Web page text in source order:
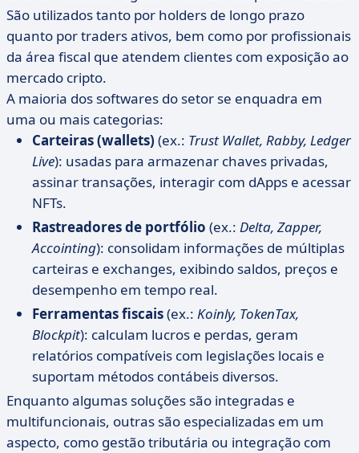
São utilizados tanto por holders de longo prazo
quanto por traders ativos, bem como por profissionais
da área fiscal que atendem clientes com exposição ao
mercado cripto.
A maioria dos softwares do setor se enquadra em
uma ou mais categorias:
Carteiras (wallets) (ex.: Trust Wallet, Rabby, Ledger
Live): usadas para armazenar chaves privadas,
assinar transações, interagir com dApps e acessar
NFTs.
Rastreadores de portfólio (ex.: Delta, Zapper,
Accointing): consolidam informações de múltiplas
carteiras e exchanges, exibindo saldos, preços e
desempenho em tempo real.
Ferramentas fiscais(ex.: Koinly, TokenTax,
Blockpit): calculam lucros e perdas, geram
relatórios compatíveis com legislações locais e
suportam métodos contábeis diversos.
Enquanto algumas soluções são integradas e
multifuncionais, outras são especializadas em um
aspecto, como gestão tributária ou integração com